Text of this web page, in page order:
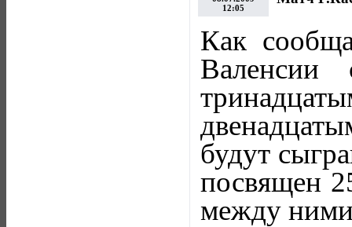
12:05
Как
будут
посвящен
между ними